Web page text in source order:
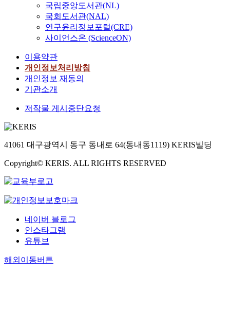
국립중앙도서관(NL)
국회도서관(NAL)
연구윤리정보포털(CRE)
사이언스온 (ScienceON)
이용약관
개인정보처리방침
개인정보 재동의
기관소개
저작물 게시중단요청
41061 대구광역시 동구 동내로 64(동내동1119) KERIS빌딩
Copyright© KERIS. ALL RIGHTS RESERVED
네이버 블로그
인스타그램
유튜브
해외이동버튼